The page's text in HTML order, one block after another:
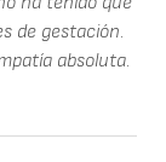
de gestación.
absoluta.